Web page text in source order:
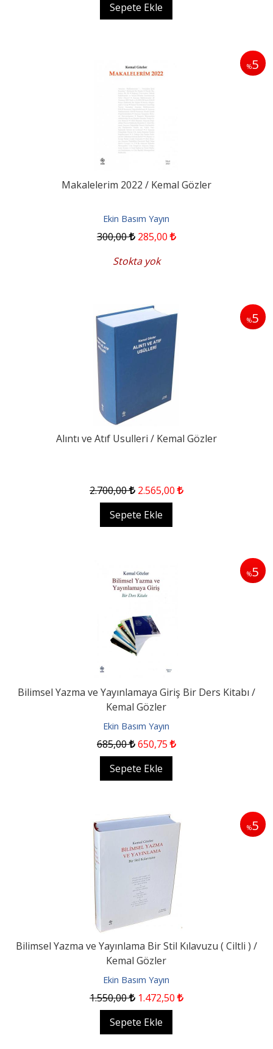
Sepete Ekle
%5
Makalelerim 2022 / Kemal Gözler
Ekin Basım Yayın
300,00 285,00
Stokta yok
%5
Alıntı ve Atıf Usulleri / Kemal Gözler
2.700,00 2.565,00
Sepete Ekle
%5
Bilimsel Yazma ve Yayınlamaya Giriş Bir Ders Kitabı /
Kemal Gözler
Ekin Basım Yayın
685,00 650,75
Sepete Ekle
%5
Bilimsel Yazma ve Yayınlama Bir Stil Kılavuzu ( Ciltli ) /
Kemal Gözler
Ekin Basım Yayın
1.550,00 1.472,50
Sepete Ekle